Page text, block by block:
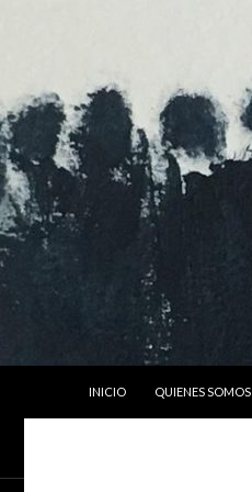
INICIO
QUIENES SOMOS